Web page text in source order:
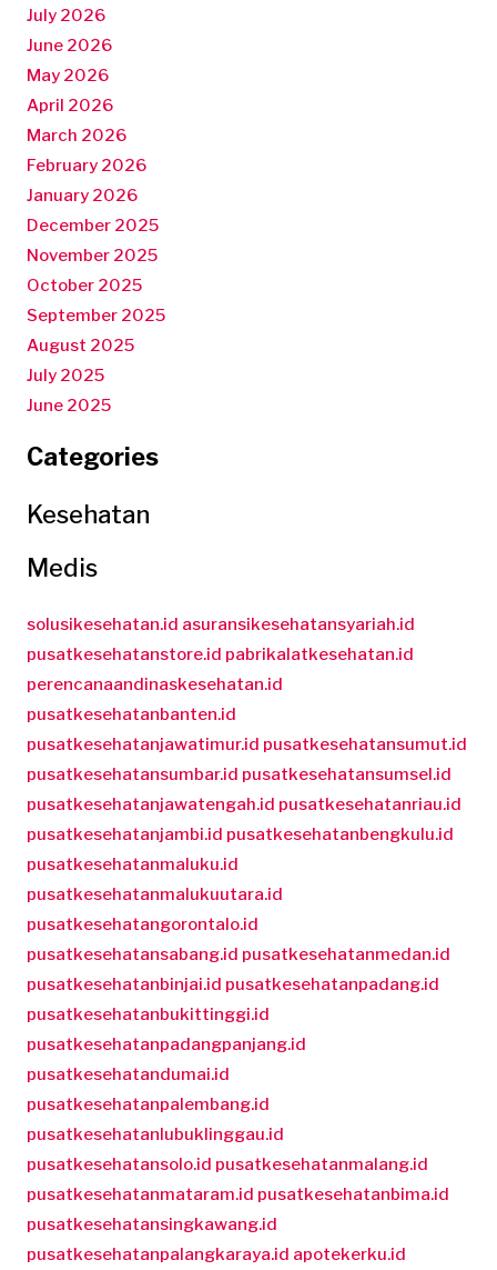
July 2026
June 2026
May 2026
April 2026
March 2026
February 2026
January 2026
December 2025
November 2025
October 2025
September 2025
August 2025
July 2025
June 2025
Categories
Kesehatan
Medis
solusikesehatan.id asuransikesehatansyariah.id
pusatkesehatanstore.id pabrikalatkesehatan.id
perencanaandinaskesehatan.id
pusatkesehatanbanten.id
pusatkesehatanjawatimur.id pusatkesehatansumut.id
pusatkesehatansumbar.id pusatkesehatansumsel.id
pusatkesehatanjawatengah.id pusatkesehatanriau.id
pusatkesehatanjambi.id pusatkesehatanbengkulu.id
pusatkesehatanmaluku.id
pusatkesehatanmalukuutara.id
pusatkesehatangorontalo.id
pusatkesehatansabang.id pusatkesehatanmedan.id
pusatkesehatanbinjai.id pusatkesehatanpadang.id
pusatkesehatanbukittinggi.id
pusatkesehatanpadangpanjang.id
pusatkesehatandumai.id
pusatkesehatanpalembang.id
pusatkesehatanlubuklinggau.id
pusatkesehatansolo.id pusatkesehatanmalang.id
pusatkesehatanmataram.id pusatkesehatanbima.id
pusatkesehatansingkawang.id
pusatkesehatanpalangkaraya.id apotekerku.id